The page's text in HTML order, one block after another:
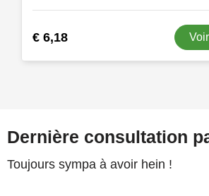
€ 6,18 Voir
Dernière consultation
Toujours sympa à avoir hein !